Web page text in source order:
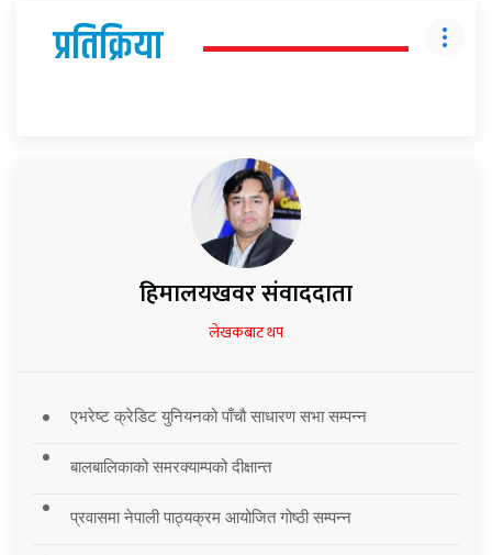
प्रतिक्रिया
हिमालयखवर संवाददाता
लेखकबाट थप
एभरेष्ट क्रेडिट युनियनको पाँचौ साधारण सभा सम्पन्न
बालबालिकाको समरक्याम्पको दीक्षान्त
प्रवासमा नेपाली पाठ्यक्रम आयोजित गोष्ठी सम्पन्न